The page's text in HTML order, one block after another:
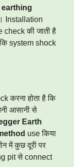
earthing
Installation
की जाती है
system shock
करना होता है कि
आसानी से
Earth
use किया
में कुछ दूरी पर
pit से connect